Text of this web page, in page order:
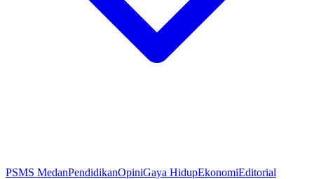
PSMS MedanPendidikanOpiniGaya HidupEkonomiEditorial